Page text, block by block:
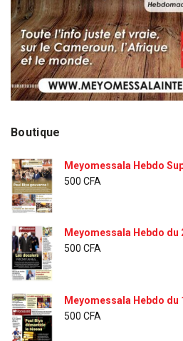
Boutique
Meyomessala Hebdo
500 CFA
Meyomessala Hebdo du
500 CFA
Meyomessala Hebdo du
500 CFA